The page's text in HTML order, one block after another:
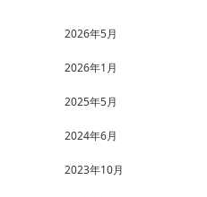
2026年5月
2026年1月
2025年5月
2024年6月
2023年10月